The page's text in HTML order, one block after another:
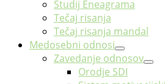
Študij Eneagrama
Tečaj risanja
Tečaj risanja mandal
Medosebni odnosi
Zavedanje odnosov
Orodje SDI